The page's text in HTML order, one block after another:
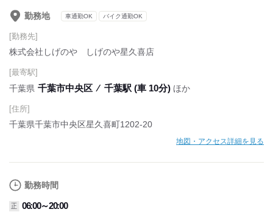
勤務地 車通勤OK バイク通勤OK
[勤務先]
株式会社しげのや しげのや星久喜店
[最寄駅]
千葉県 千葉市中央区 ⁄ 千葉駅 (車 10分) ほか
[住所]
千葉県千葉市中央区星久喜町1202-20
地図・アクセス詳細を見る
勤務時間
正 06:00～20:00